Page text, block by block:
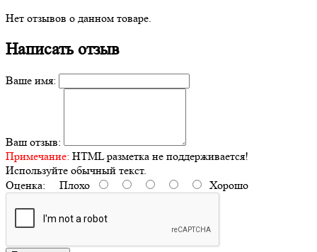
Нет отзывов о данном товаре.
Написать отзыв
Ваше имя:
Ваш отзыв:
Примечание: HTML разметка не поддерживается!
Используйте обычный текст.
Оценка: Плохо Хорошо